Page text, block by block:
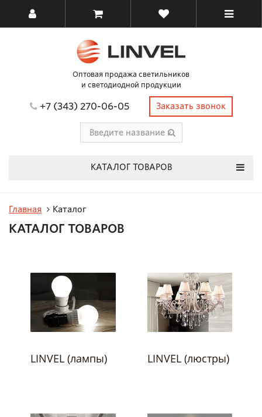
Оптовая продажа светильников
и светодиодной продукции
+7 (343) 270-06-05 Заказать звонок
КАТАЛОГ ТОВАРОВ
Главная Каталог
КАТАЛОГ ТОВАРОВ
LINVEL (лампы) LINVEL (люстры)